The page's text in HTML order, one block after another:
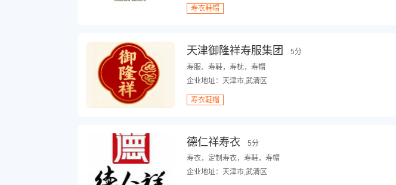
寿衣鞋帽
天津御隆祥寿服集团
5分
寿服、寿鞋，寿枕，寿帽
企业地址：天津市,武清区
寿衣鞋帽
德仁祥寿衣
5分
寿衣，定制寿衣，寿鞋，寿帽
企业地址：天津市,武清区